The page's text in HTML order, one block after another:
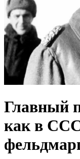
Главный
как в